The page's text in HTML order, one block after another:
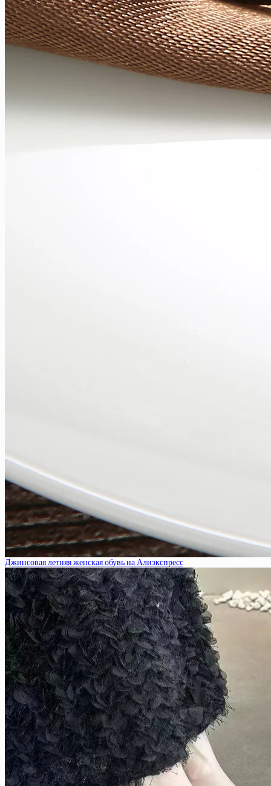
Джинсовая летняя женская обувь на Алиэкспресс